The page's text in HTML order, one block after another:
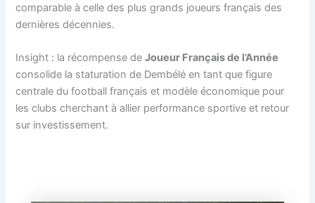
comparable à celle des plus grands joueurs français des
dernières décennies.
Insight : la récompense deJoueur Français de l’Année
consolide la staturation de Dembélé en tant que figure
centrale du football français et modèle économique pour
les clubs cherchant à allier performance sportive et retour
sur investissement.